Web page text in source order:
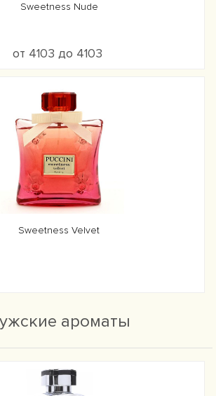
Sweetness Nude
от 4103 до 4103
Sweetness Velvet
ароматы